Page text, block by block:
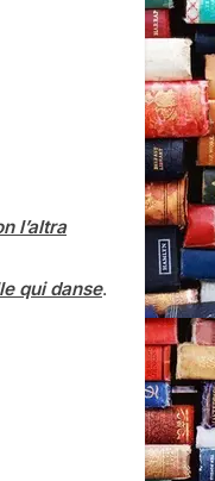
l’altra
qui danse.